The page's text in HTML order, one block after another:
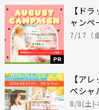
PR
【ド
ャンペ
7/17（
【ア
ペシャ
8/8(土